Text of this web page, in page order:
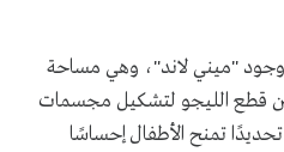
وجود "ميني لاند"، وهي مساحة
قطع الليجو لتشكيل مجسمات
تمنح الأطفال إحساسًا